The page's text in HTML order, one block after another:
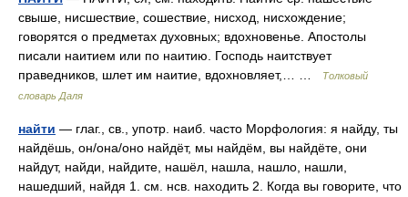
свыше, нисшествие, сошествие, нисход, нисхождение;
говорятся о предметах духовных; вдохновенье. Апостолы
писали наитием или по наитию. Господь наитствует
праведников, шлет им наитие, вдохновляет,… …
Толковый
словарь Даля
найти — глаг., св., употр. наиб. часто Морфология: я найду, ты
найдёшь, он/она/оно найдёт, мы найдём, вы найдёте, они
найдут, найди, найдите, нашёл, нашла, нашло, нашли,
нашедший, найдя 1. см. нсв. находить 2. Когда вы говорите, что